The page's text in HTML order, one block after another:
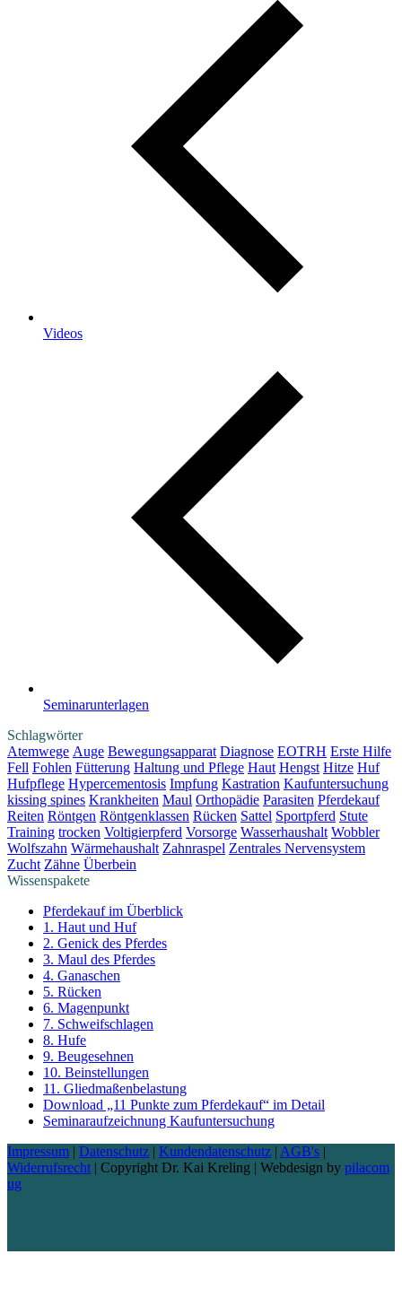
Videos
Seminarunterlagen
Schlagwörter
Atemwege Auge Bewegungsapparat Diagnose EOTRH Erste Hilfe
Fell Fohlen Fütterung Haltung und Pflege Haut Hengst Hitze Huf
Hufpflege Hypercementosis Impfung Kastration Kaufuntersuchung
kissing spines Krankheiten Maul Orthopädie Parasiten Pferdekauf
Reiten Röntgen Röntgenklassen Rücken Sattel Sportpferd Stute
Training trocken Voltigierpferd Vorsorge Wasserhaushalt Wobbler
Wolfszahn Wärmehaushalt Zahnraspel Zentrales Nervensystem
Zucht Zähne Überbein
Wissenspakete
Pferdekauf im Überblick
1. Haut und Huf
2. Genick des Pferdes
3. Maul des Pferdes
4. Ganaschen
5. Rücken
6. Magenpunkt
7. Schweifschlagen
8. Hufe
9. Beugesehnen
10. Beinstellungen
11. Gliedmaßenbelastung
Download „11 Punkte zum Pferdekauf“ im Detail
Seminaraufzeichnung Kaufuntersuchung
Impressum | Datenschutz | Kundendatenschutz | AGB's |
Widerrufsrecht | Copyright Dr. Kai Kreling | Webdesign by pilacom
ug